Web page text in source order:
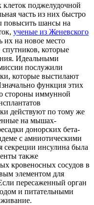
клеток поджелудочной
часть из них быстро
повысить шансы на
ученые из Женевского
их на новое место
которые
Идеальными
послужили
которые выстилают
функция этих
стороны иммунной
действуют по тому же
на мышах-
донорских бета-
с амниотическими
инсулина была
также
кровеносных сосудов в
элементом для
пересаженный орган
и питательными